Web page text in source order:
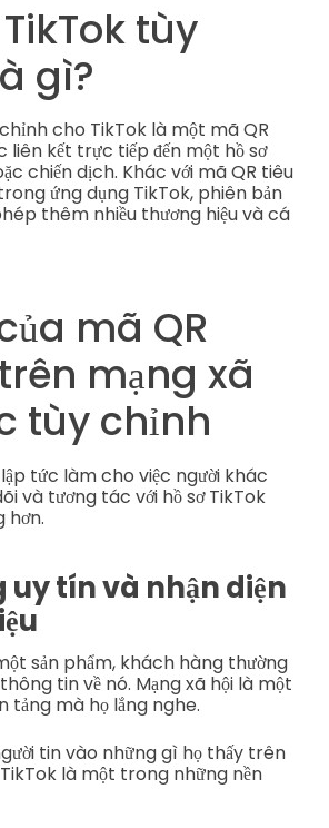
tùy
gì?
cho TikTok là một mã QR
liên kết trực tiếp đến một hồ sơ
chiến dịch. Khác với mã QR tiêu
ứng dụng TikTok, phiên bản
thêm nhiều thương hiệu và cá
mã QR
mạng xã
tùy chỉnh
tức làm cho việc người khác
và tương tác với hồ sơ TikTok
hơn.
uy tín và nhận diện
sản phẩm, khách hàng thường
tin về nó. Mạng xã hội là một
tảng mà họ lắng nghe.
tin vào những gì họ thấy trên
là một trong những nền